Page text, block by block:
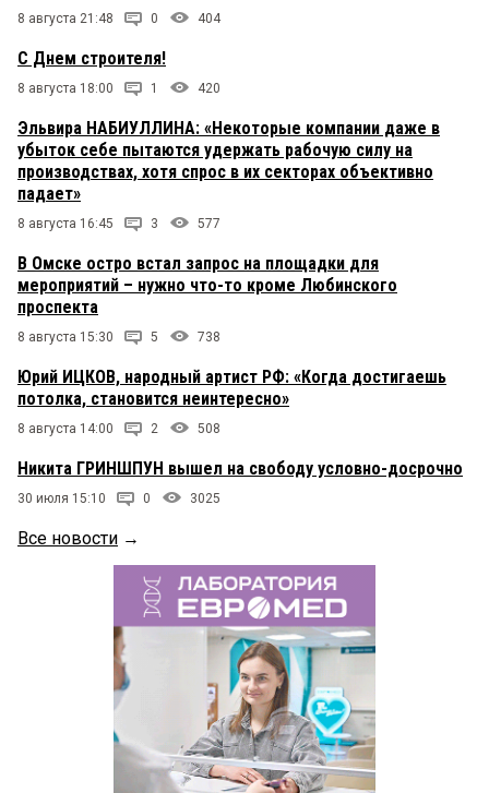
8 августа 21:48 0 404
С Днем строителя!
8 августа 18:00 1 420
Эльвира НАБИУЛЛИНА: «Некоторые компании даже в
убыток себе пытаются удержать рабочую силу на
производствах, хотя спрос в их секторах объективно
падает»
8 августа 16:45 3 577
В Омске остро встал запрос на площадки для
мероприятий – нужно что-то кроме Любинского
проспекта
8 августа 15:30 5 738
Юрий ИЦКОВ, народный артист РФ: «Когда достигаешь
потолка, становится неинтересно»
8 августа 14:00 2 508
Никита ГРИНШПУН вышел на свободу условно-досрочно
30 июля 15:10 0 3025
Все новости →